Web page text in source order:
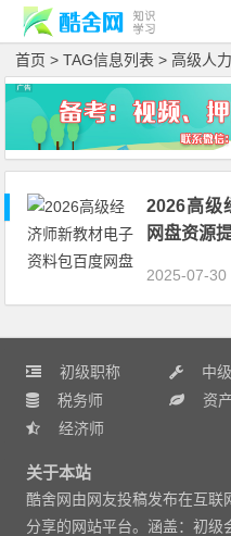
首页 > TAG信息列表 > 高级人
2026高级
网盘资源
2025-07-30
初级职称 中
税务师
资
经济师
关于本站
酷舍网由网友投稿发布在互
分享的网站平台。涵盖：初级